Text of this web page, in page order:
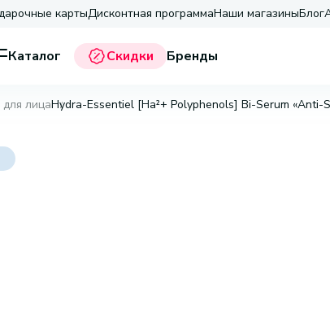
картыДисконтная программаНаши магазиныБлог
Каталог Скидки Бренды
лицаHydra-Essentiel [Ha²+ Polyphenols] Bi-Serum «Anti-